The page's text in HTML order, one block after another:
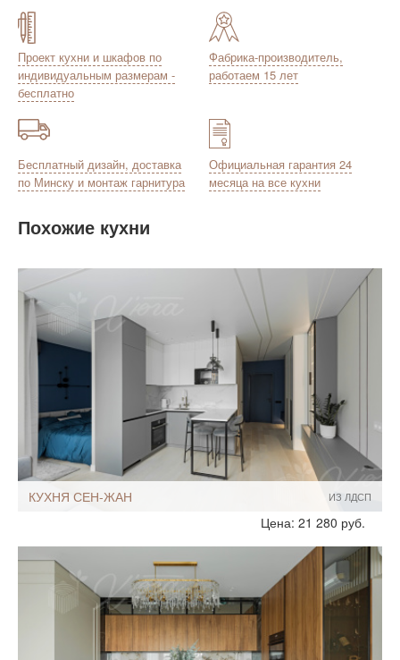
Проект кухни и шкафов по
индивидуальным размерам -
бесплатно
Фабрика-производитель,
работаем 15 лет
Бесплатный дизайн, доставка
по Минску и монтаж гарнитура
Официальная гарантия 24
месяца на все кухни
Похожие кухни
ИЗ ЛДСП
КУХНЯ СЕН-ЖАН
С островом
Цена: 21 280 руб.